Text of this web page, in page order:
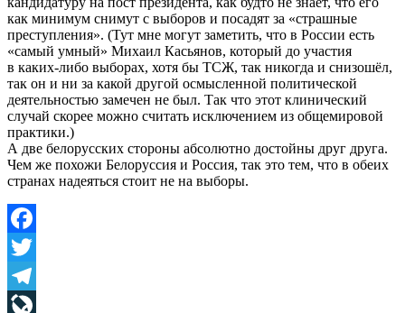
как минимум снимут с выборов и посадят за «страшные
преступления». (Тут мне могут заметить, что в России есть
«самый умный» Михаил Касьянов, который до участия
в каких-либо выборах, хотя бы ТСЖ, так никогда и снизошёл,
так он и ни за какой другой осмысленной политической
деятельностью замечен не был. Так что этот клинический
случай скорее можно считать исключением из общемировой
практики.)
А две белорусских стороны абсолютно достойны друг друга.
Чем же похожи Белоруссия и Россия, так это тем, что в обеих
странах надеяться стоит не на выборы.
Facebook
Twitter
Telegram